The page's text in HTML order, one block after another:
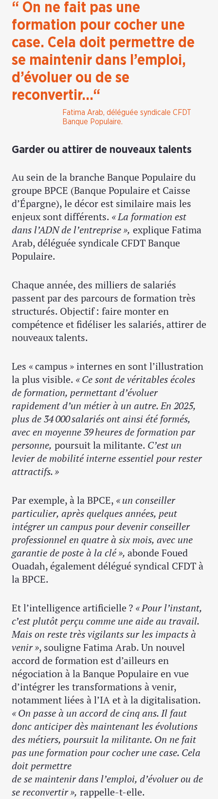
“ On ne fait pas une
formation pour cocher une
case. Cela doit permettre de
se maintenir dans l’emploi,
d’évoluer ou de se
reconvertir…“
Fatima Arab, déléguée syndicale CFDT
Banque Populaire.
Garder ou attirer de nouveaux talents
Au sein de la branche Banque Populaire du
groupe BPCE (Banque Populaire et Caisse
d’Épargne), le décor est similaire mais les
enjeux sont différents. « La formation est
dans l’ADN de l’entreprise », explique Fatima
Arab, déléguée syndicale CFDT Banque
Populaire.
Chaque année, des milliers de salariés
passent par des parcours de formation très
structurés. Objectif : faire monter en
compétence et fidéliser les salariés, attirer de
nouveaux talents.
Les « campus » internes en sont l’illustration
la plus visible. « Ce sont de véritables écoles
de formation, permettant d’évoluer
rapidement d’un métier à un autre. En 2025,
plus de 34 000 salariés ont ainsi été formés,
avec en moyenne 39 heures de formation par
personne, poursuit la militante. C’est un
levier de mobilité interne essentiel pour rester
attractifs. »
Par exemple, à la BPCE, « un conseiller
particulier, après quelques années, peut
intégrer un campus pour devenir conseiller
professionnel en quatre à six mois, avec une
garantie de poste à la clé », abonde Foued
Ouadah, également délégué syndical CFDT à
la BPCE.
Et l’intelligence artificielle ? « Pour l’instant,
c’est plutôt perçu comme une aide au travail.
Mais on reste très vigilants sur les impacts à
venir », souligne Fatima Arab. Un nouvel
accord de formation est d’ailleurs en
négociation à la Banque Populaire en vue
d’intégrer les transformations à venir,
notamment liées à l’IA et à la digitalisation.
« On passe à un accord de cinq ans. Il faut
donc anticiper dès maintenant les évolutions
des métiers, poursuit la militante. On ne fait
pas une formation pour cocher une case. Cela
doit permettre
de se maintenir dans l’emploi, d’évoluer ou de
se reconvertir », rappelle-t-elle.